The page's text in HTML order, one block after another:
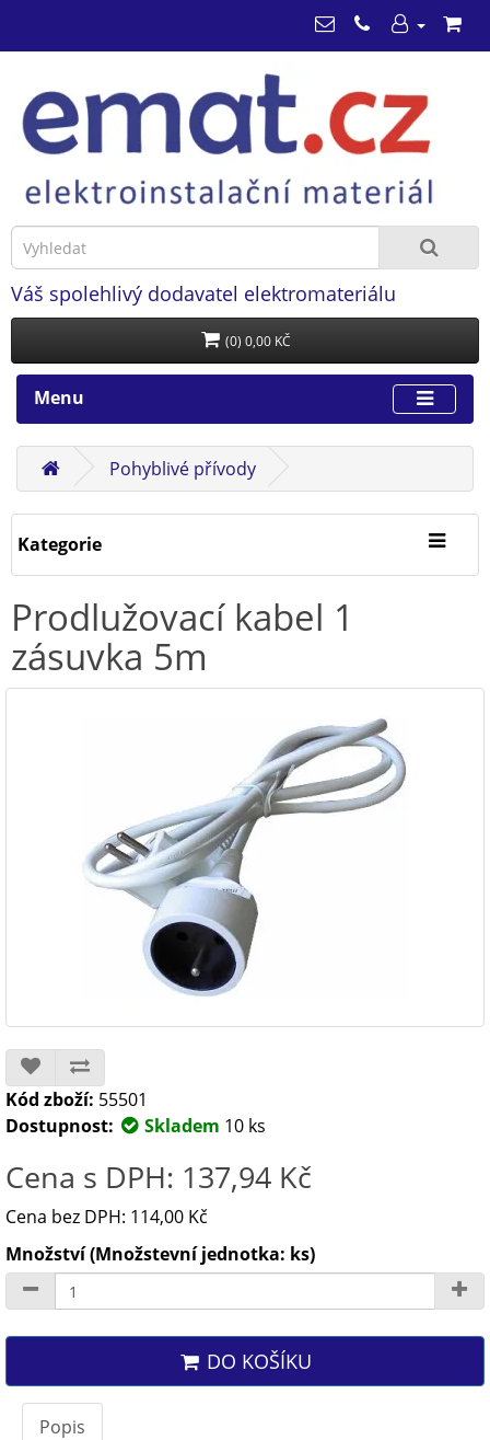
Váš spolehlivý dodavatel elektromateriálu
(0) 0,00 KČ
Menu
Pohyblivé přívody
Kategorie
Prodlužovací kabel 1
zásuvka 5m
Kód zboží: 55501
Dostupnost:
Skladem 10 ks
Cena s DPH: 137,94 Kč
Cena bez DPH: 114,00 Kč
Množství (Množstevní jednotka: ks)
DO KOŠÍKU
Popis